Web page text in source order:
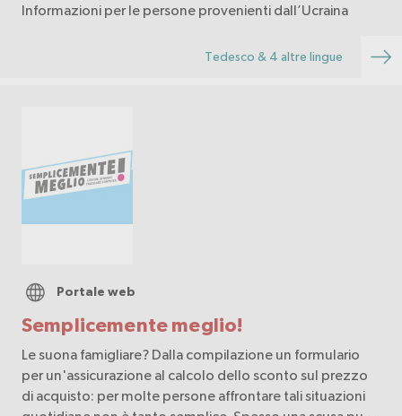
Informazioni per le persone provenienti dall’Ucraina
Tedesco & 4 altre lingue
Semplicemente meglio!
Portale web
Le suona famigliare? Dalla compilazione un formulario
per un'assicurazione al calcolo dello sconto sul prezzo
di acquisto: per molte persone affrontare tali situazioni